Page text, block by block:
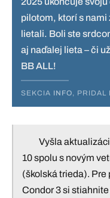
pilotom, ktorí s nami
lietali. Boli ste
aj naďalej lieta – či
BB ALL!
SEKCIA INFO, PRIDAL
Vyšla
10 spolu s novým
(školská trieda). Pre
Condor 3 si